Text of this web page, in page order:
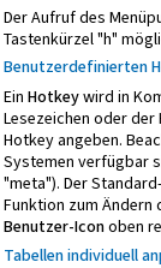
Der Aufruf des
Tastenkürzel "h"
Benutzerdefinierten
Ein Hotkeywird in
Lesezeichen oder
Hotkey angeben.
Systemen verfügbar
"meta"). Der
Funktion zum Ändern
Benutzer-Iconoben
Tabellen individuell